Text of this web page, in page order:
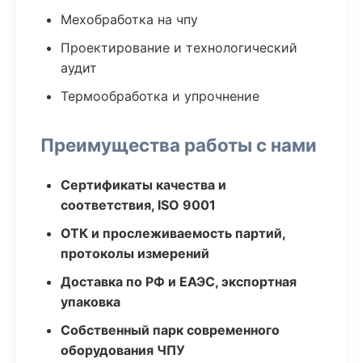
Мехобработка на чпу
Проектирование и технологический
аудит
Термообработка и упрочнение
Преимущества работы с нами
Сертификаты качества и
соответствия, ISO 9001
ОТК и прослеживаемость партий,
протоколы измерений
Доставка по РФ и ЕАЭС, экспортная
упаковка
Собственный парк современного
оборудования ЧПУ